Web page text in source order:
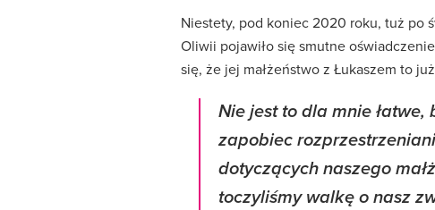
Niestety, pod koniec 2020 roku, tuż po
Oliwii pojawiło się smutne
się, że jej małżeństwo z Łukaszem to
Nie jest to dla mnie
zapobiec
dotyczących naszego
toczyliśmy walkę o nasz